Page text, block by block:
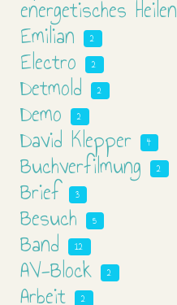
energetisches Heilen
Emilian 2
Electro 2
Detmold 2
Demo 2
David Klepper 4
Buchverfilmung 2
Brief 3
Besuch 5
Band 12
AV-Block 2
Arbeit 2